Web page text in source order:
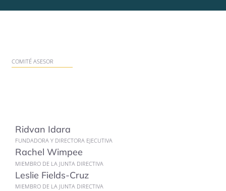
COMITÉ ASESOR
Ridvan Idara
FUNDADORA Y DIRECTORA EJECUTIVA
Rachel Wimpee
MIEMBRO DE LA JUNTA DIRECTIVA
Leslie Fields-Cruz
MIEMBRO DE LA JUNTA DIRECTIVA